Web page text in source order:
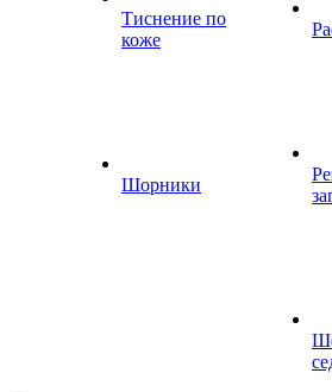
Тиснение по
коже
Шорники